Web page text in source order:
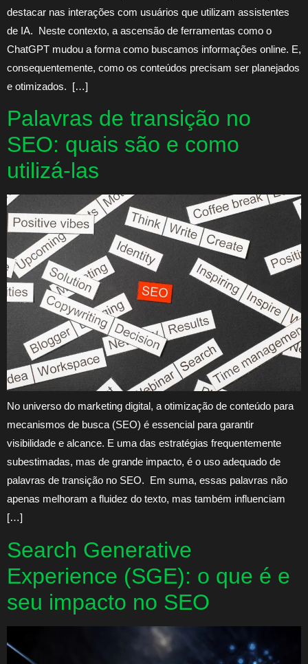
destacar nas interações com usuários que utilizam assistentes
de IA. Neste contexto, a ascensão de ferramentas como o
ChatGPT mudou a forma como buscamos informações online. E,
consequentemente, como os conteúdos precisam ser planejados
e otimizados. […]
Palavras de transição no
SEO: quais são e como
utilizá-las
No universo do marketing digital, a otimização de conteúdo para
mecanismos de busca (SEO) é essencial para garantir
visibilidade e alcance. E uma das estratégias frequentemente
subestimadas, mas de grande impacto, é o uso adequado de
palavras de transição no SEO. Em suma, essas palavras não
apenas melhoram a fluidez do texto, mas também influenciam
[…]
Search Generative
Experience (SGE): o que é e
seu impacto no SEO